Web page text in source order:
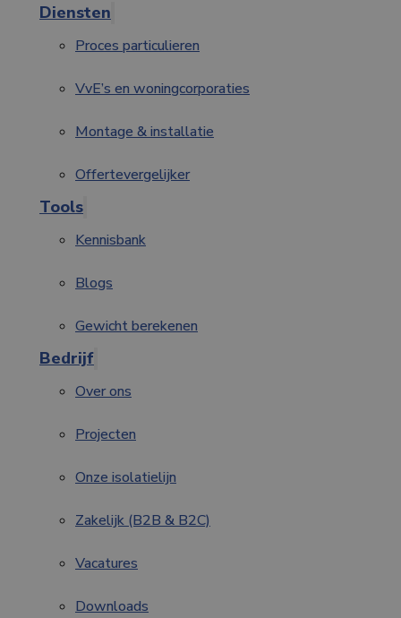
Diensten
Proces particulieren
VvE’s en woningcorporaties
Montage & installatie
Offertevergelijker
Tools
Kennisbank
Blogs
Gewicht berekenen
Bedrijf
Over ons
Projecten
Onze isolatielijn
Zakelijk (B2B & B2C)
Vacatures
Downloads